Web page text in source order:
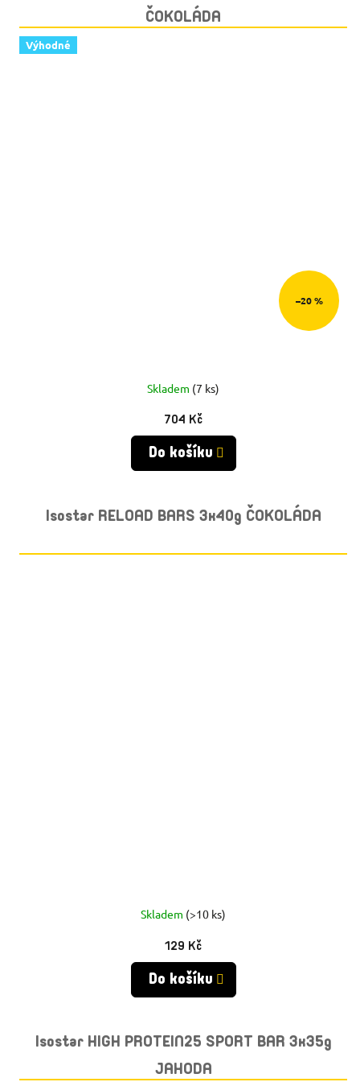
ČOKOLÁDA
Výhodné
–20 %
Skladem (7 ks)
704 Kč
Do košíku
Isostar RELOAD BARS 3x40g ČOKOLÁDA
Skladem (>10 ks)
129 Kč
Do košíku
Isostar HIGH PROTEIN25 SPORT BAR 3x35g
JAHODA